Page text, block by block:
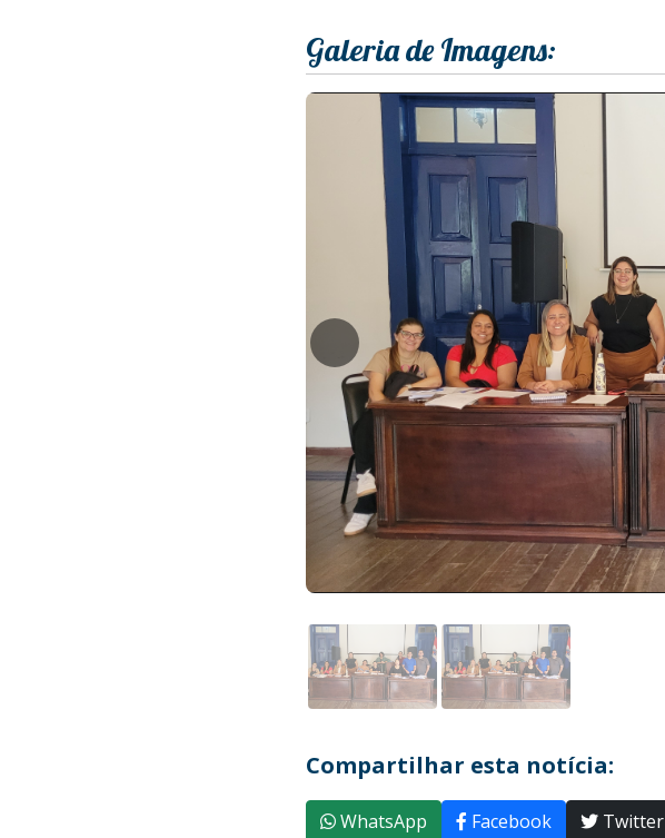
Galeria de Imagens:
Compartilhar esta notícia:
WhatsApp Facebook Twitter